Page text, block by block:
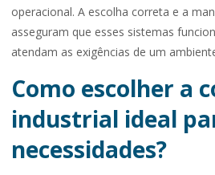
operacional. A escolha correta e a
asseguram que esses sistemas
atendam as exigências de um
Como escolher a
industrial ideal
necessidades?